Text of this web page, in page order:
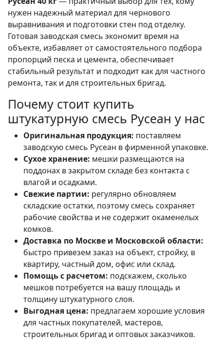
нужен надежный материал для чернового
выравнивания и подготовки стен под отделку.
Готовая заводская смесь экономит время на
объекте, избавляет от самостоятельного подбора
пропорций песка и цемента, обеспечивает
стабильный результат и подходит как для частного
ремонта, так и для строительных бригад.
Почему стоит купить
штукатурную смесь Русеан у нас
Оригинальная продукция: поставляем
заводскую смесь Русеан в фирменной упаковке.
Сухое хранение: мешки размещаются на
поддонах в закрытом складе без контакта с
влагой и осадками.
Свежие партии: регулярно обновляем
складские остатки, поэтому смесь сохраняет
рабочие свойства и не содержит окаменелых
комков.
Доставка по Москве и Московской области:
быстро привезем заказ на объект, стройку, в
квартиру, частный дом, офис или склад.
Помощь с расчетом: подскажем, сколько
мешков потребуется на вашу площадь и
толщину штукатурного слоя.
Выгодная цена: предлагаем хорошие условия
для частных покупателей, мастеров,
строительных бригад и оптовых заказчиков.